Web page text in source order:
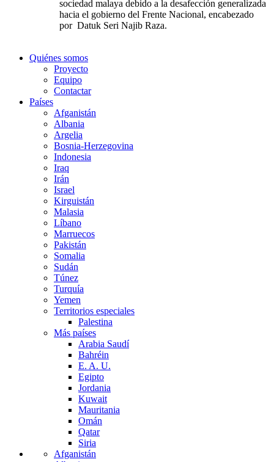
sociedad malaya debido a la desafección generalizada
hacia el gobierno del Frente Nacional, encabezado
por Datuk Seri Najib Raza.
Quiénes somos
Proyecto
Equipo
Contactar
Países
Afganistán
Albania
Argelia
Bosnia-Herzegovina
Indonesia
Iraq
Irán
Israel
Kirguistán
Malasia
Líbano
Marruecos
Pakistán
Somalia
Sudán
Túnez
Turquía
Yemen
Territorios especiales
Palestina
Más países
Arabia Saudí
Bahréin
E. A. U.
Egipto
Jordania
Kuwait
Mauritania
Omán
Qatar
Siria
Afganistán